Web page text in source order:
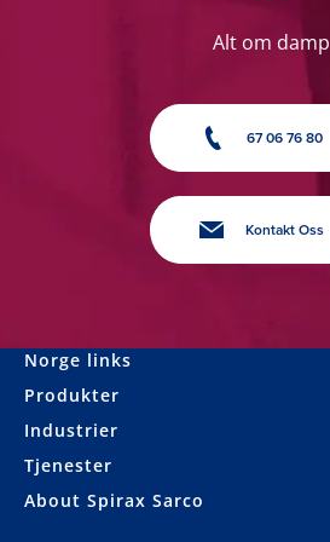
Alt om damp
67 06 76 80
Kontakt Oss
Norge links
Produkter
Industrier
Tjenester
About Spirax Sarco